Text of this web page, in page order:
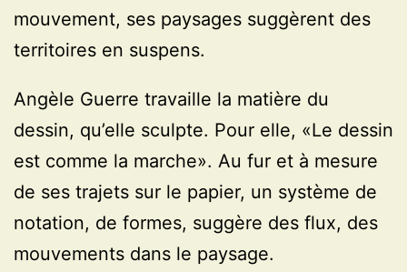
mouvement, ses paysages suggèrent des
territoires en suspens.
Angèle Guerre travaille la matière du
dessin, qu’elle sculpte. Pour elle, «Le dessin
est comme la marche». Au fur et à mesure
de ses trajets sur le papier, un système de
notation, de formes, suggère des flux, des
mouvements dans le paysage.